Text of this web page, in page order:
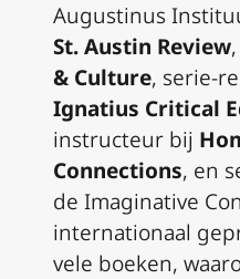
Augustinus
St. Austin Review
& Culture, serie-
Ignatius Critical
instructeur bij
Connections, en
de Imaginative
internationaal
vele boeken,